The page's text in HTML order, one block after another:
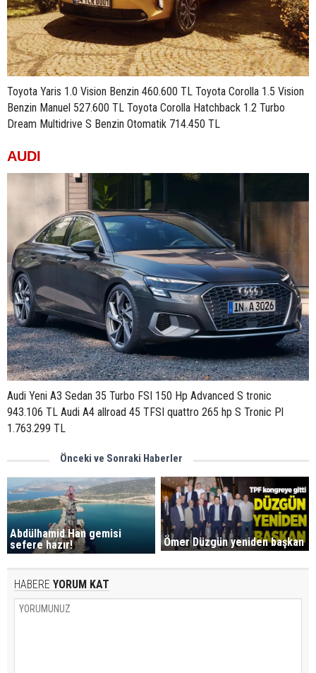
Toyota Yaris 1.0 Vision Benzin 460.600 TL Toyota Corolla 1.5 Vision
Benzin Manuel 527.600 TL Toyota Corolla Hatchback 1.2 Turbo
Dream Multidrive S Benzin Otomatik 714.450 TL
AUDI
Audi Yeni A3 Sedan 35 Turbo FSI 150 Hp Advanced S tronic
943.106 TL Audi A4 allroad 45 TFSI quattro 265 hp S Tronic Pl
1.763.299 TL
Önceki ve Sonraki Haberler
Abdülhamid Han gemisi
sefere hazır!
Ömer Düzgün yeniden başkan
HABERE YORUM KAT